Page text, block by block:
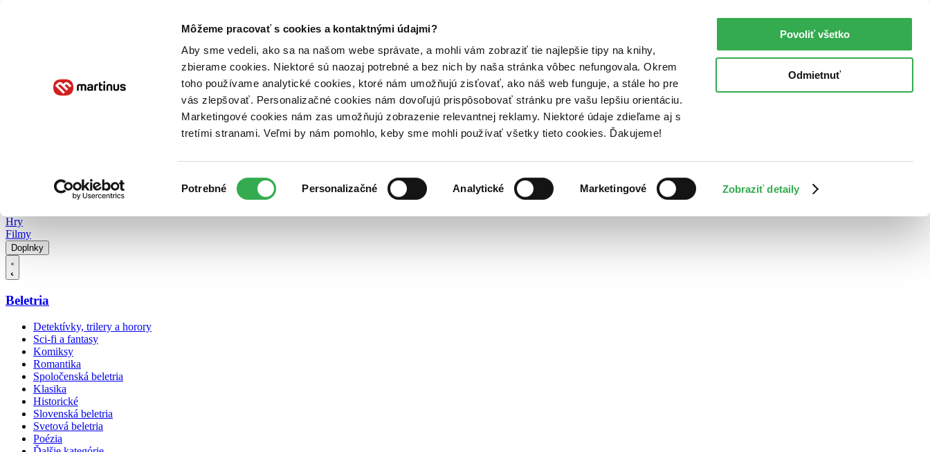
Môžeme pracovať s cookies a kontaktnými údajmi?
Aby sme vedeli, ako sa na našom webe správate, a mohli vám zobraziť tie najlepšie tipy na knihy,
zbierame cookies. Niektoré sú naozaj potrebné a bez nich by naša stránka vôbec nefungovala. Okrem
toho používame analytické cookies, ktoré nám umožňujú zisťovať, ako náš web funguje, a stále ho pre
vás zlepšovať. Personalizačné cookies nám dovoľujú prispôsobovať stránku pre vašu lepšiu orientáciu.
Marketingové cookies nám zas umožňujú zobrazenie relevantnej reklamy. Niektoré údaje zdieľame aj s
tretími stranami. Veľmi by nám pomohlo, keby sme mohli používať všetky tieto cookies. Ďakujeme!
súhlasu
Potrebné Personalizačné Analytické Marketingové Zobraziť detaily
Povoliť všetko
Odmietnuť
Poukážky Kontakt
Hry
Filmy
Doplnky
Beletria
Detektívky, trilery a horory
Sci-fi a fantasy
Komiksy
Romantika
Spoločenská beletria
Klasika
Historické
Slovenská beletria
Svetová beletria
Poézia